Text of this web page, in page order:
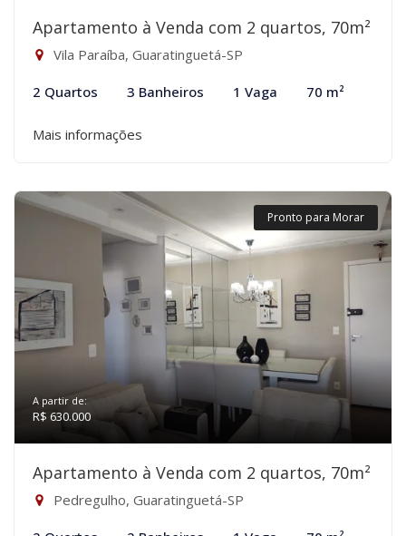
Apartamento à Venda com 2 quartos, 70m²
Vila Paraíba, Guaratinguetá-SP
2 Quartos 3 Banheiros 1 Vaga 70 m²
Mais informações
Pronto para Morar
A partir de:
R$ 630.000
Apartamento à Venda com 2 quartos, 70m²
Pedregulho, Guaratinguetá-SP